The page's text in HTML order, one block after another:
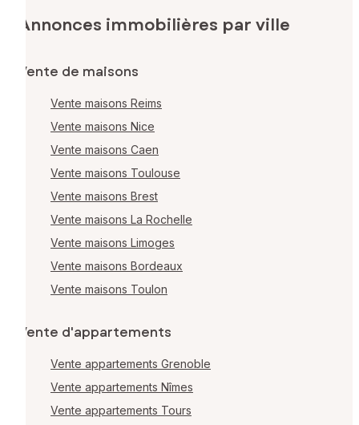
Annonces immobilières par ville
Vente de maisons
Vente maisons Reims
Vente maisons Nice
Vente maisons Caen
Vente maisons Toulouse
Vente maisons Brest
Vente maisons La Rochelle
Vente maisons Limoges
Vente maisons Bordeaux
Vente maisons Toulon
Vente d'appartements
Vente appartements Grenoble
Vente appartements Nîmes
Vente appartements Tours